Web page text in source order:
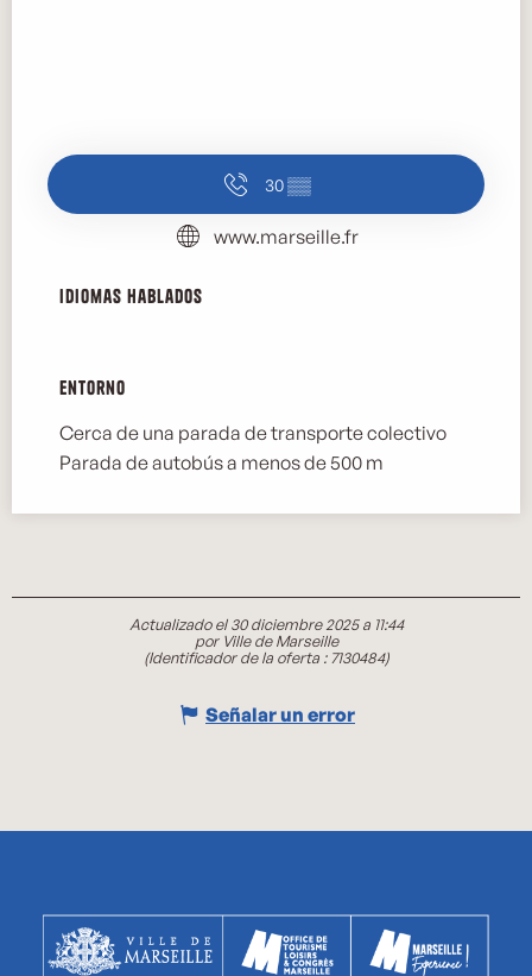
30▒▒
www.marseille.fr
Idiomas hablados
Idiomas hablados
Entorno
Entorno
Cerca de una parada de transporte colectivo
Parada de autobús a menos de 500 m
Actualizado el 30 diciembre 2025 a 11:44
por Ville de Marseille
(Identificador de la oferta : 7130484)
Señalar un error